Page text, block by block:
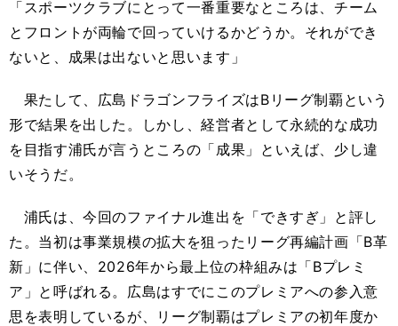
「スポーツクラブにとって一番重要なところは、チーム
とフロントが両輪で回っていけるかどうか。それができ
ないと、成果は出ないと思います」
果たして、広島ドラゴンフライズはBリーグ制覇という
形で結果を出した。しかし、経営者として永続的な成功
を目指す浦氏が言うところの「成果」といえば、少し違
いそうだ。
浦氏は、今回のファイナル進出を「できすぎ」と評し
た。当初は事業規模の拡大を狙ったリーグ再編計画「B革
新」に伴い、2026年から最上位の枠組みは「Bプレミ
ア」と呼ばれる。広島はすでにこのプレミアへの参入意
思を表明しているが、リーグ制覇はプレミアの初年度か